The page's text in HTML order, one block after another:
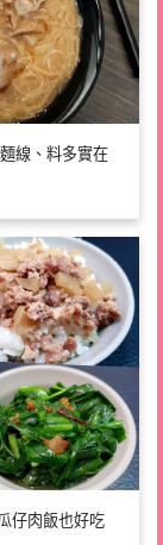
線、料多實在
仔肉飯也好吃